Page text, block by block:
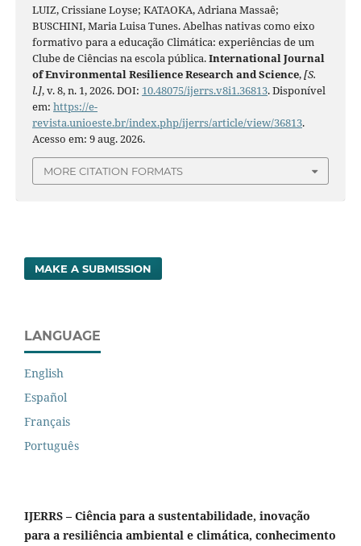
LUIZ, Crissiane Loyse; KATAOKA, Adriana Massaê;
BUSCHINI, Maria Luisa Tunes. Abelhas nativas como eixo
formativo para a educação Climática: experiências de um
Clube de Ciências na escola pública.International Journal
of Environmental Resilience Research and Science,[S.
l.], v. 8, n. 1, 2026. DOI: 10.48075/ijerrs.v8i1.36813. Disponível
em: https://e-
revista.unioeste.br/index.php/ijerrs/article/view/36813.
Acesso em: 9 aug. 2026.
MORE CITATION FORMATS
MAKE A SUBMISSION
LANGUAGE
English
Español
Français
Português
IJERRS – Ciência para a sustentabilidade, inovação
para a resiliência ambiental e climática, conhecimento